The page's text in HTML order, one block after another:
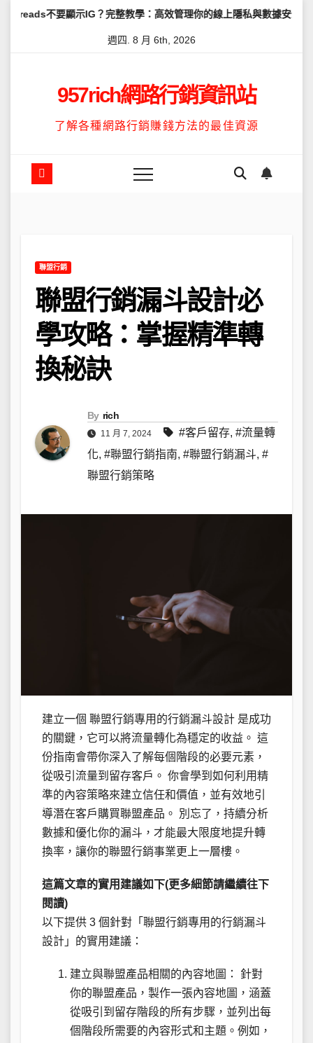
示IG？完整教學：高效管理你的線上隱私與數據安全 怎麼讓
週四. 8 月 6th, 2026
957rich網路行銷資訊站
了解各種網路行銷賺錢方法的最佳資源
聯盟行銷
聯盟行銷漏斗設計必
學攻略：掌握精準轉
換秘訣
By rich
11 月 7, 2024 #客戶留存, #流量轉
化, #聯盟行銷指南, #聯盟行銷漏斗, #
聯盟行銷策略
建立一個 聯盟行銷專用的行銷漏斗設計 是成功
的關鍵，它可以將流量轉化為穩定的收益。 這
份指南會帶你深入了解每個階段的必要元素，
從吸引流量到留存客戶。 你會學到如何利用精
準的內容策略來建立信任和價值，並有效地引
導潛在客戶購買聯盟產品。 別忘了，持續分析
數據和優化你的漏斗，才能最大限度地提升轉
換率，讓你的聯盟行銷事業更上一層樓。
這篇文章的實用建議如下(更多細節請繼續往下
閱讀)
以下提供 3 個針對「聯盟行銷專用的行銷漏斗
設計」的實用建議：
建立與聯盟產品相關的內容地圖： 針對
你的聯盟產品，製作一張內容地圖，涵蓋
從吸引到留存階段的所有步驟，並列出每
個階段所需要的內容形式和主題。例如，